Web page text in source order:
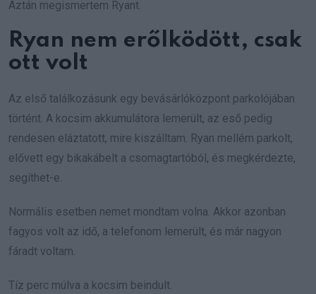
Aztán megismertem Ryant.
Ryan nem erőlködött, csak
ott volt
Az első találkozásunk egy bevásárlóközpont parkolójában
történt. A kocsim akkumulátora lemerült, az eső pedig
rendesen eláztatott, mire kiszálltam. Ryan mellém parkolt,
elővett egy bikakábelt a csomagtartóból, és megkérdezte,
segíthet-e.
Normális esetben nemet mondtam volna. Akkor azonban
fagyos volt az idő, a telefonom lemerült, és már nagyon
fáradt voltam.
Tíz perc múlva a kocsim beindult.